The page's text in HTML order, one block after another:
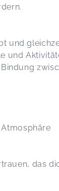
und
und
das